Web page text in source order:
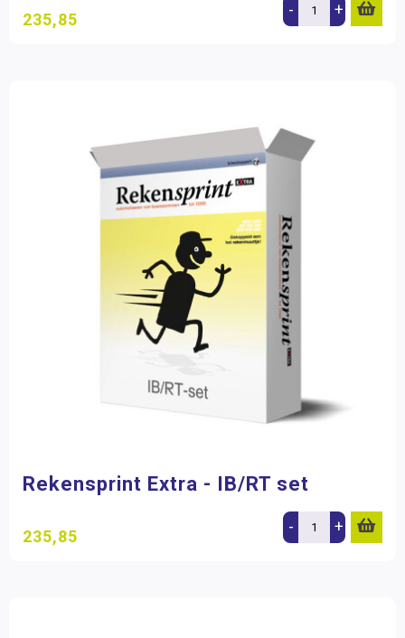
235,85 - +
Rekensprint Extra - IB/RT set
235,85 - +